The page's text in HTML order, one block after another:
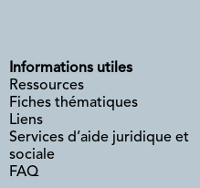
Informations utiles
Ressources
Fiches thématiques
Liens
Services d’aide juridique et
sociale
FAQ